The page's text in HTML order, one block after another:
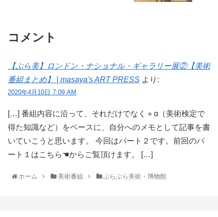
コメント
【ぶら美】ロンドン・ナショナル・ギャラリー展②【美術
番組まとめ】 | masaya's ART PRESS より:
2020年4月10日 7:09 AM
[…] 番組内容に沿って、それだけでなく＋α（美術検定で
得た知識など）をベースに、自分へのメモとして記事を書
いていこうと思います。 今回はパート２です。前回のパ
ート１はこちら☚からご覧頂けます。 […]
ホーム 美術番組 ぶらぶら美術・博物館